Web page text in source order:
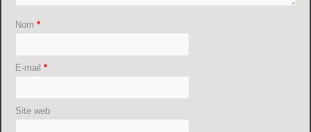
Nom*
E-mail*
Site web